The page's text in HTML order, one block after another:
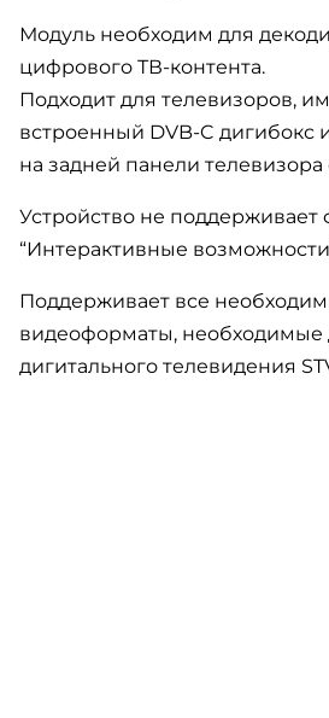
Модуль необходим для
цифрового ТВ-контента.
Подходит для телевизоров,
встроенный DVB-C дигибокс
на задней панели телевизора
Устройство не поддерживает
“Интерактивные
Поддерживает все
видеоформаты, необходимые
дигитального телевидения